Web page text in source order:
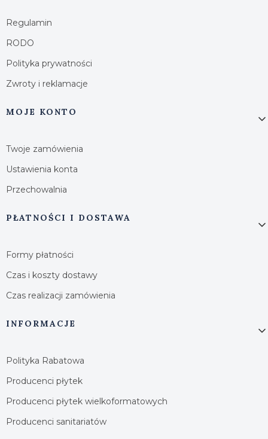
Regulamin
RODO
Polityka prywatności
Zwroty i reklamacje
MOJE KONTO
Twoje zamówienia
Ustawienia konta
Przechowalnia
PŁATNOŚCI I DOSTAWA
Formy płatności
Czas i koszty dostawy
Czas realizacji zamówienia
INFORMACJE
Polityka Rabatowa
Producenci płytek
Producenci płytek wielkoformatowych
Producenci sanitariatów